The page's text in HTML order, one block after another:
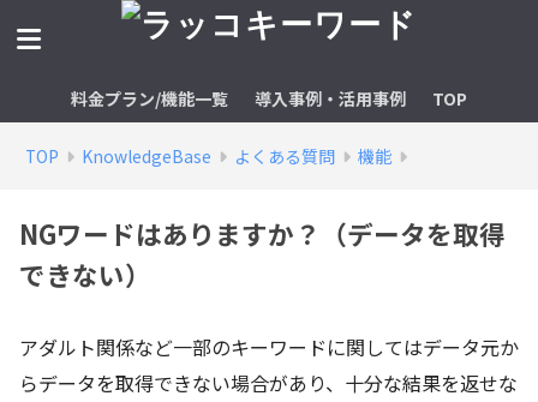
料金プラン/機能一覧 導入事例・活用事例 TOP
TOP KnowledgeBase よくある質問 機能
NGワードはありますか？（データを取得
できない）
アダルト関係など一部のキーワードに関してはデータ元か
らデータを取得できない場合があり、十分な結果を返せな